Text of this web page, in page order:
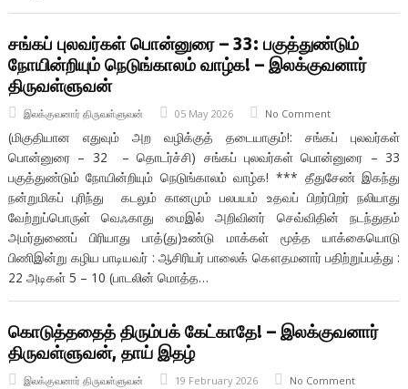
சங்கப் புலவர்கள் பொன்னுரை – 33: பகுத்துண்டும்
நோயின்றியும் நெடுங்காலம் வாழ்க! – இலக்குவனார்
திருவள்ளுவன்
இலக்குவனார் திருவள்ளுவன் 05 May 2026 No Comment
(மிகுதியான எதுவும் அற வழிக்குத் தடையாகும்!: சங்கப் புலவர்கள்
பொன்னுரை – 32 – தொடர்ச்சி) சங்கப் புலவர்கள் பொன்னுரை – 33
பகுத்துண்டும் நோயின்றியும் நெடுங்காலம் வாழ்க! *** தீதுசேண் இகந்து
நன்றுமிகப் புரிந்து கடலும் கானமும் பலபயம் உதவப் பிறர்பிறர் நலியாது
வேற்றுப்பொருள் வெஃகாது மைஇல் அறிவினர் செவ்விதின் நடந்துதம்
அமர்துணைப் பிரியாது பாத்(து)உண்டு மாக்கள் மூத்த யாக்கையொடு
பிணிஇன்று கழிய பாடியவர் : ஆசிரியர் பாலைக் கௌதமனார் பதிற்றுப்பத்து :
22 அடிகள் 5 – 10 (பாடலின் மொத்த…
கொடுத்ததைத் திரும்பக் கேட்காதே! – இலக்குவனார்
திருவள்ளுவன், தாய் இதழ்
இலக்குவனார் திருவள்ளுவன் 19 February 2026 No Comment